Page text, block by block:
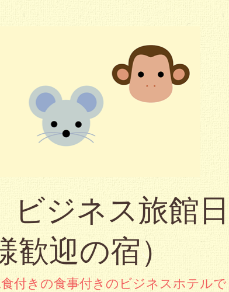
ジネス旅館日
迎の宿）
付きの食事付きのビジネスホテルで